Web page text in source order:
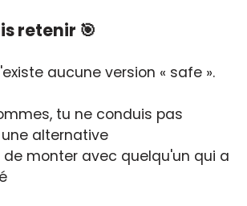
retenir 🎯
aucune version « safe ».
tu ne conduis pas
alternative
de monter avec quelqu'un qui a